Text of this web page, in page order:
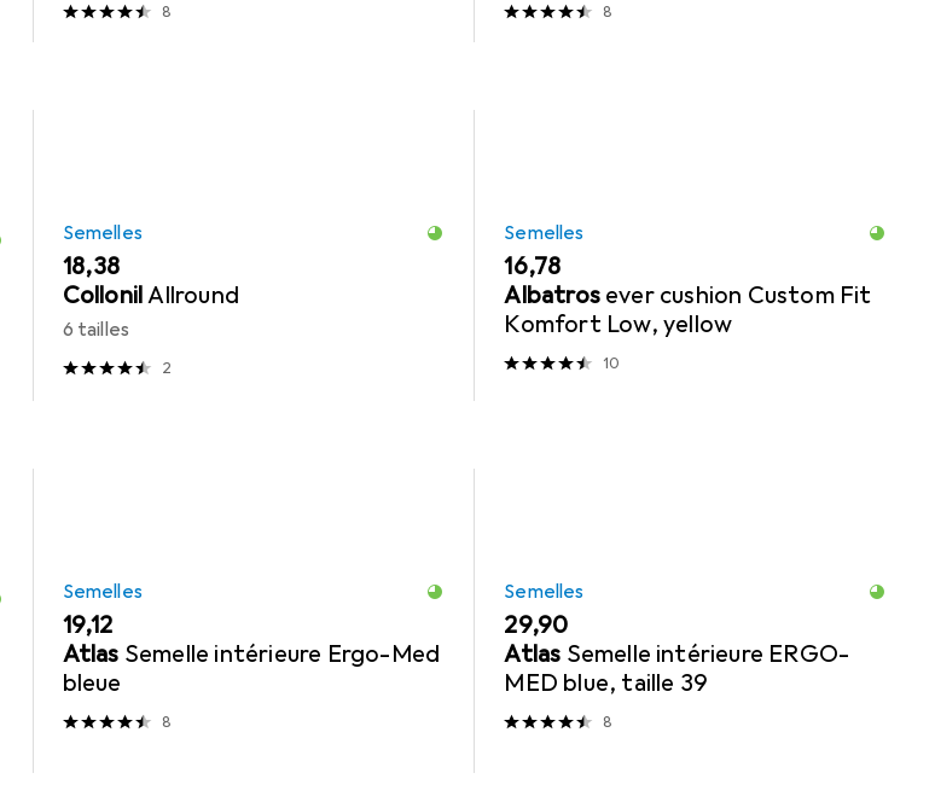
8 8
Semelles
EUR
18,38
CollonilAllround
6 tailles
2
Semelles
EUR
16,78
Albatros ever cushion Custom Fit
Komfort Low, yellow
10
Semelles
EUR
19,12
Atlas Semelle intérieure Ergo-Med
bleue
8
Semelles
EUR
29,90
Atlas Semelle intérieure ERGO-
MED blue, taille 39
8